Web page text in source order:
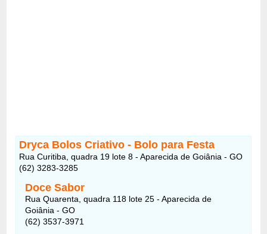
Dryca Bolos Criativo - Bolo para Festa
Rua Curitiba, quadra 19 lote 8 - Aparecida de Goiânia - GO
(62) 3283-3285
Doce Sabor
Rua Quarenta, quadra 118 lote 25 - Aparecida de
Goiânia - GO
(62) 3537-3971